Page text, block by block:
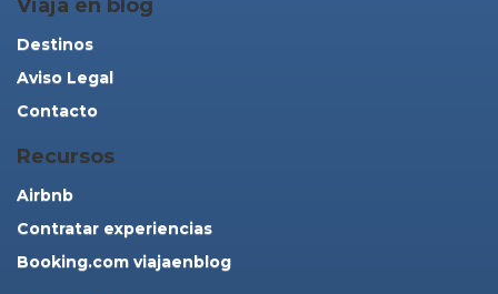
Viaja en blog
Destinos
Aviso Legal
Contacto
Recursos
Airbnb
Contratar experiencias
Booking.com viajaenblog